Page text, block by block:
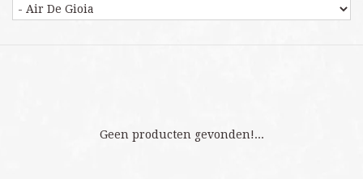
Geen producten gevonden!...